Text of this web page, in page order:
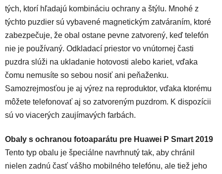
tých, ktorí hľadajú kombináciu ochrany a štýlu. Mnohé z
týchto puzdier sú vybavené magnetickým zatváraním, ktoré
zabezpečuje, že obal ostane pevne zatvorený, keď telefón
nie je používaný. Odkladací priestor vo vnútornej časti
puzdra slúži na ukladanie hotovosti alebo kariet, vďaka
čomu nemusíte so sebou nosiť ani peňaženku.
Samozrejmosťou je aj výrez na reproduktor, vďaka ktorému
môžete telefonovať aj so zatvoreným puzdrom. K dispozícii
sú vo viacerých zaujímavých farbách.
Obaly s ochranou fotoaparátu pre Huawei P Smart 2019
Tento typ obalu je špeciálne navrhnutý tak, aby chránil
nielen zadnú časť vášho mobilného telefónu, ale tiež jeho